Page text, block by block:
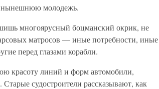
нынешнюю молодежь.
многоярусный боцманский окрик, не
матросов — иные потребности, иные
перед глазами корабли.
красоту линий и форм автомобили,
судостроители рассказывают, как